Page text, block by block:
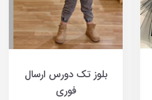
بلوز تک دورس ارسال
فوری